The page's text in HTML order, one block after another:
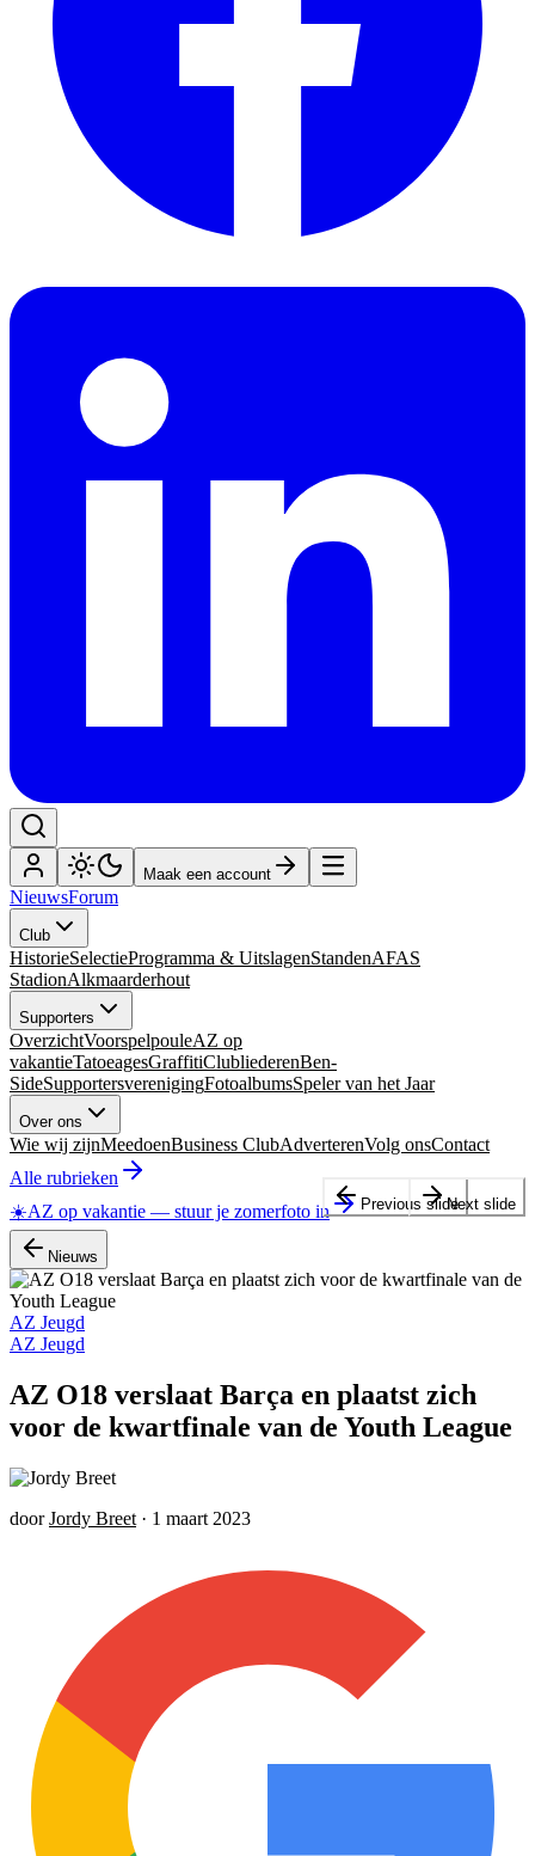
Maak een account
NieuwsForum
Club
HistorieSelectieProgramma & UitslagenStandenAFAS
StadionAlkmaarderhout
Supporters
OverzichtVoorspelpouleAZ op
vakantieTatoeagesGraffitiClubliederenBen-
SideSupportersverenigingFotoalbumsSpeler van het Jaar
Over ons
Wie wij zijnMeedoenBusiness ClubAdverterenVolg onsContact
Alle rubrieken
☀️AZ op vakantie — stuur je zomerfoto in
Nieuws
AZ Jeugd
AZ Jeugd
AZ O18 verslaat Barça en plaatst zich
voor de kwartfinale van de Youth League
door Jordy Breet · 1 maart 2023
Previous slideNext slide